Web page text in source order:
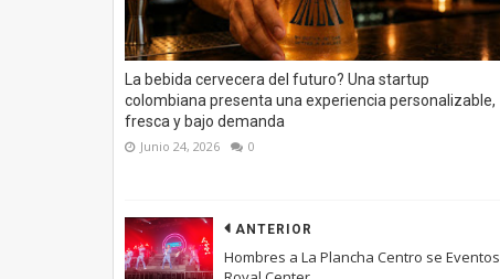
La bebida cervecera del futuro? Una startup
colombiana presenta una experiencia personalizable,
fresca y bajo demanda
Junio 24, 2026 0
ANTERIOR
Hombres a La Plancha Centro se Eventos